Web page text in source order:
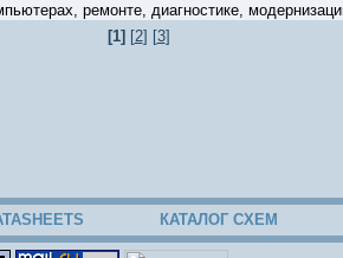
ремонте, диагностике,
[1] [2] [3]
КАТАЛОГ СХЕМ